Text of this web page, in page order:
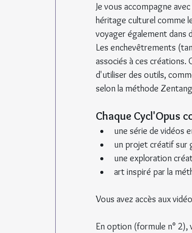
Je vous accompagne
héritage culturel comme
voyager également dans
Les enchevêtrements
associés à ces créations.
d'utiliser des outils,
selon la méthode
Chaque Cycl'Opus
une série de vidéos
un projet créatif sur
une exploration
art inspiré par la
Vous avez accès aux
En option (formule n° 2),